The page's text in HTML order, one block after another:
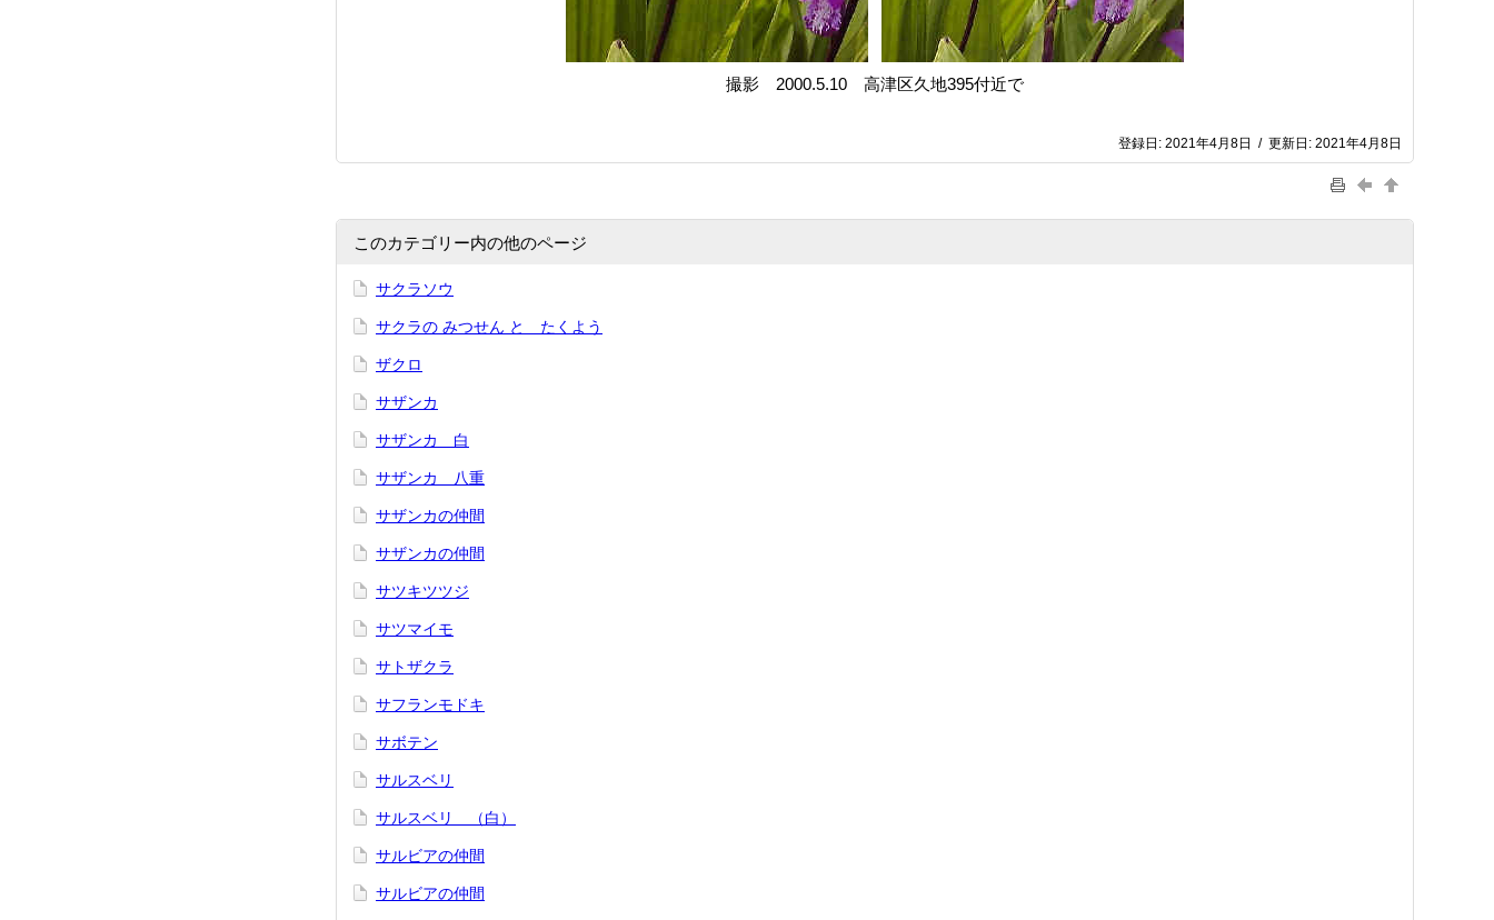
撮影 2000.5.10 高津区久地395付近で
登録日: 2021年4月8日 / 更新日: 2021年4月8日
このカテゴリー内の他のページ
サクラソウ
サクラの みつせん と たくよう
ザクロ
サザンカ
サザンカ 白
サザンカ 八重
サザンカの仲間
サザンカの仲間
サツキツツジ
サツマイモ
サトザクラ
サフランモドキ
サボテン
サルスベリ
サルスベリ （白）
サルビアの仲間
サルビアの仲間